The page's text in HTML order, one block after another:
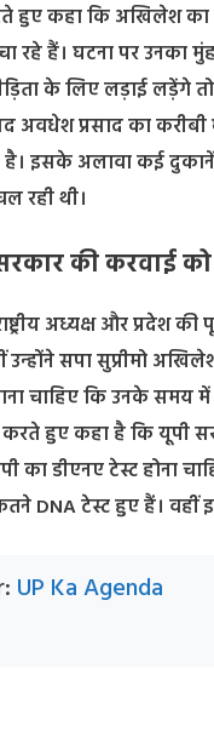
हुए कहा कि अखिलेश का
रहे हैं। घटना पर उनका
के लिए लड़ाई लड़ेंगे
अवधेश प्रसाद का
इसके अलावा कई दुकानें
रही थी।
की करवाई
अध्यक्ष और प्रदेश
उन्होंने सपा सुप्रीमो
चाहिए कि उनके
हुए कहा है कि यूपी
का डीएनए टेस्ट होना
DNA टेस्ट हुए हैं। वहीं
UP Ka Agenda